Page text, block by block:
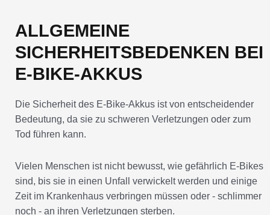
SICHERHEITSBEDENKEN BEI
E-BIKE-AKKUS
Bedeutung, da sie zu schweren Verletzungen oder zum
Tod führen kann.
sind, bis sie in einen Unfall verwickelt werden und einige
Zeit im Krankenhaus verbringen müssen oder - schlimmer
noch - an ihren Verletzungen sterben.